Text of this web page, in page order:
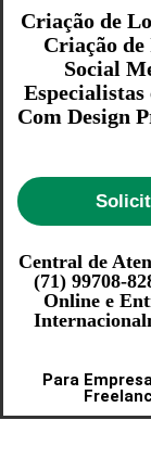
Criação de
Criação de
Social
Com Design
Central de
(71) 99708-
Online e
Para